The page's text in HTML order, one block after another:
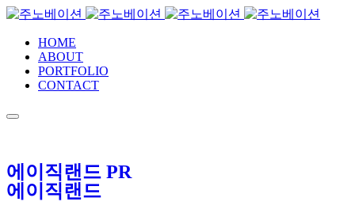
HOME
ABOUT
PORTFOLIO
CONTACT
에이직랜드 PR
에이직랜드